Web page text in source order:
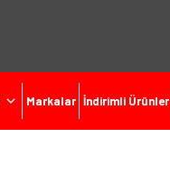
Markalar İndirimli Ürünler